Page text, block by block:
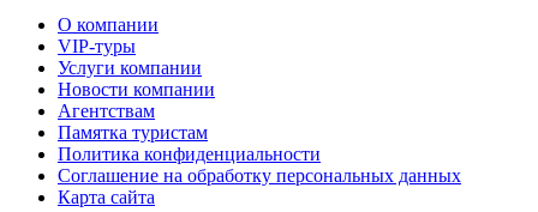
О компании
VIP-туры
Услуги компании
Новости компании
Агентствам
Памятка туристам
Политика конфиденциальности
Соглашение на обработку персональных данных
Карта сайта